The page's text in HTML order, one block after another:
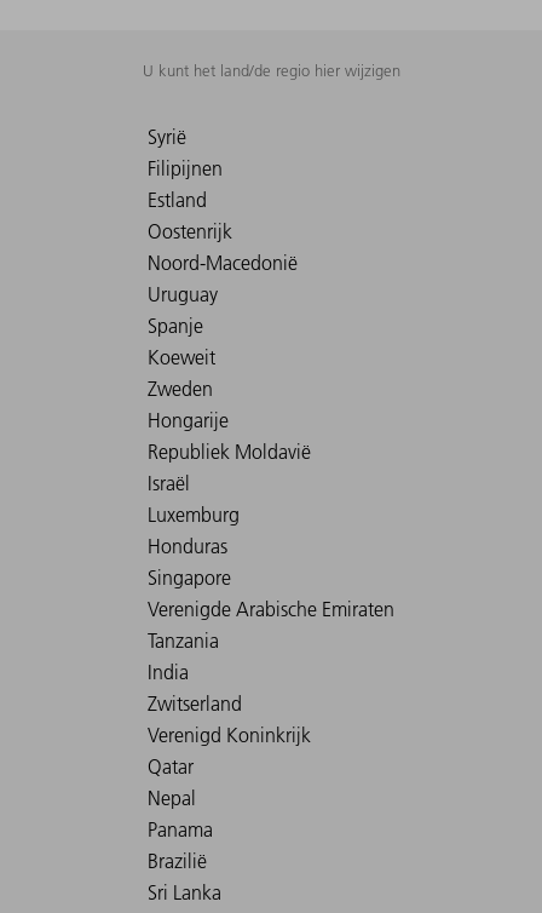
U kunt het land/de regio hier wijzigen